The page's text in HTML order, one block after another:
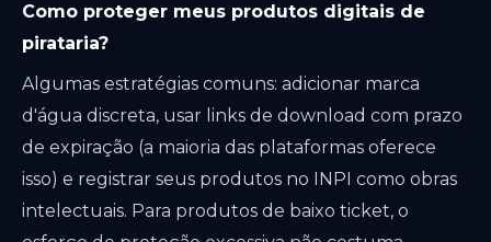
Como proteger meus produtos digitais de
pirataria?
Algumas estratégias comuns: adicionar marca
d'água discreta, usar links de download com prazo
de expiração (a maioria das plataformas oferece
isso) e registrar seus produtos no INPI como obras
intelectuais. Para produtos de baixo ticket, o